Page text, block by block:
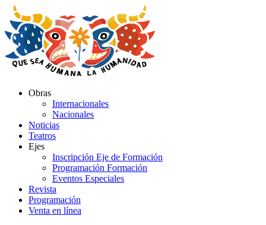
al
contenido
Obras
Internacionales
Nacionales
Noticias
Teatros
Ejes
Inscripción Eje de Formación
Programación Formación
Eventos Especiales
Revista
Programación
Venta en línea